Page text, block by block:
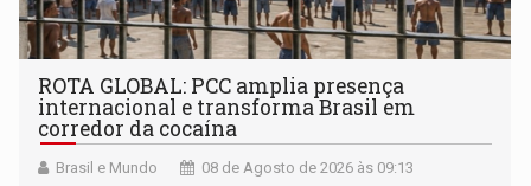
ROTA GLOBAL: PCC amplia presença
internacional e transforma Brasil em
corredor da cocaína
Brasil e Mundo 08 de Agosto de 2026 às 09:13